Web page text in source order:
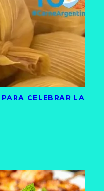
CELEBRAR LA